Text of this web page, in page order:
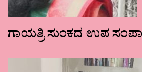
ಗಾಯತ್ರಿ ಸುಂಕದ ಉಪ